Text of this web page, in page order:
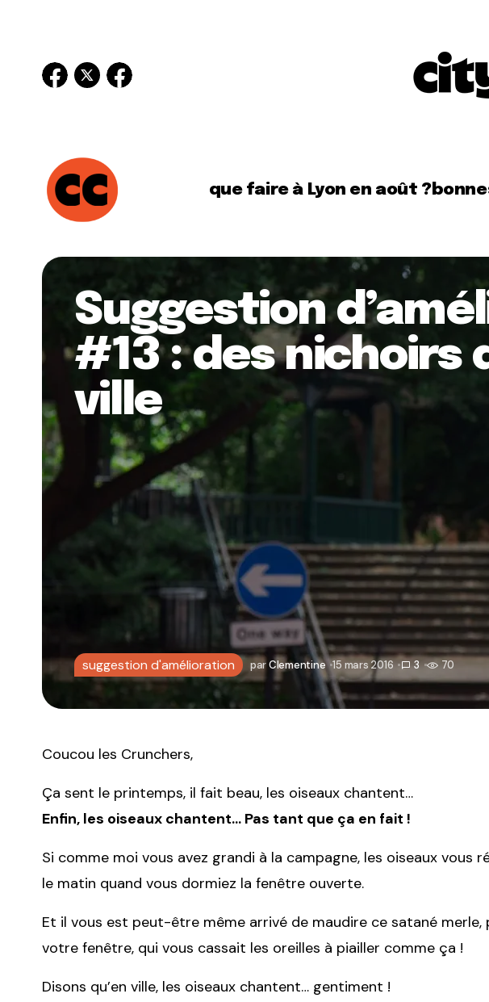
que faire à Lyon en août ?
Suggestion
#13 : des nichoirs
ville
suggestion d'amélioration parClementine 15 mars 2016 3 70
Coucou les Crunchers,
Ça sent le printemps, il fait beau, les oiseaux chantent…
Enfin, les oiseaux chantent… Pas tant que ça en fait !
Si comme moi vous avez grandi à la campagne, les oiseaux vous
le matin quand vous dormiez la fenêtre ouverte.
Et il vous est peut-être même arrivé de maudire ce satané merle,
votre fenêtre, qui vous cassait les oreilles à piailler comme ça !
Disons qu’en ville, les oiseaux chantent… gentiment !